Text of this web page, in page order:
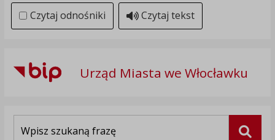
Czytaj odnośniki Czytaj tekst
Urząd Miasta we Włocławku